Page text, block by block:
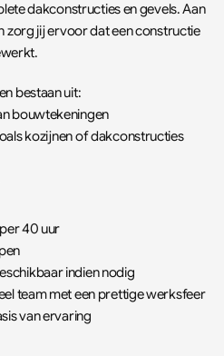
dakconstructies en gevels. Aan
zorg jij ervoor dat een constructie
bestaan uit:
bouwtekeningen
kozijnen of dakconstructies
40 uur
indien nodig
team met een prettige werksfeer
van ervaring